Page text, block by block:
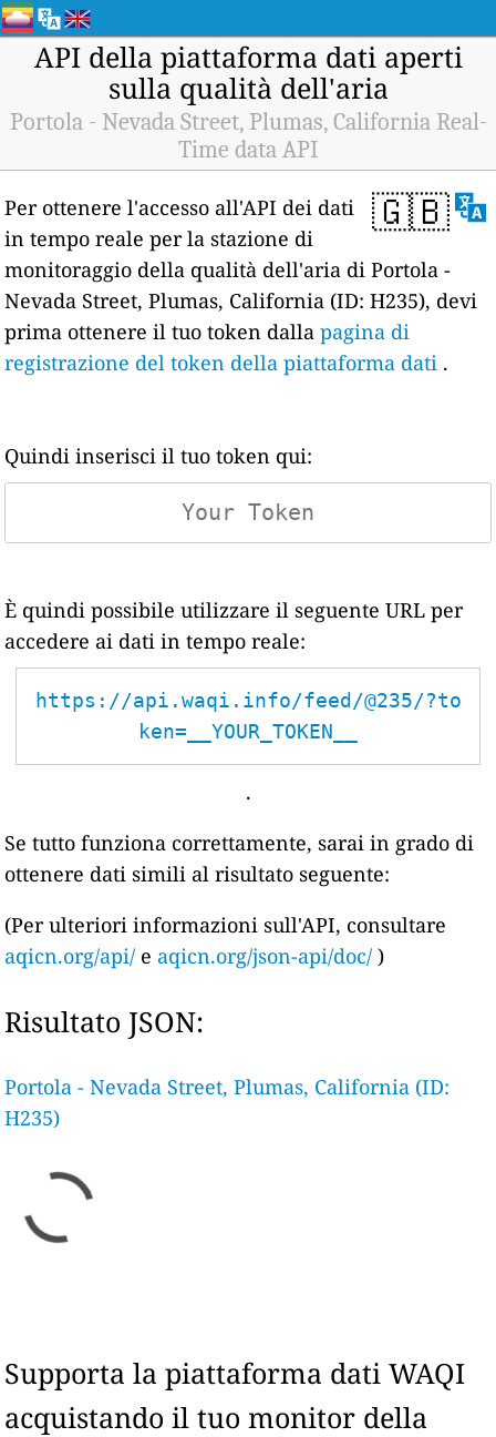
API della piattaforma dati aperti
sulla qualità dell'aria
Portola - Nevada Street, Plumas, California Real-
Time data API
🇬🇧
Per ottenere l'accesso all'API dei dati
in tempo reale per la stazione di
monitoraggio della qualità dell'aria di Portola -
Nevada Street, Plumas, California (ID: H235), devi
prima ottenere il tuo token dallapagina di
registrazione del token della piattaforma dati .
Quindi inserisci il tuo token qui:
È quindi possibile utilizzare il seguente URL per
accedere ai dati in tempo reale:
https://api.waqi.info/feed/@235/?to
ken=__YOUR_TOKEN__
.
Se tutto funziona correttamente, sarai in grado di
ottenere dati simili al risultato seguente:
(Per ulteriori informazioni sull'API, consultare
aqicn.org/api/ e aqicn.org/json-api/doc/ )
Risultato JSON:
Portola - Nevada Street, Plumas, California (ID:
H235)
Supporta la piattaforma dati WAQI
acquistando il tuo monitor della